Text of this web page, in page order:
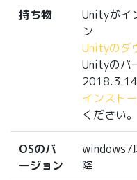
持ち物
Unityがイ
ン
Unityのダ
Unityのバ
2018.3.14
インスト
ください。
OSのバ
ージョン
windows7
降